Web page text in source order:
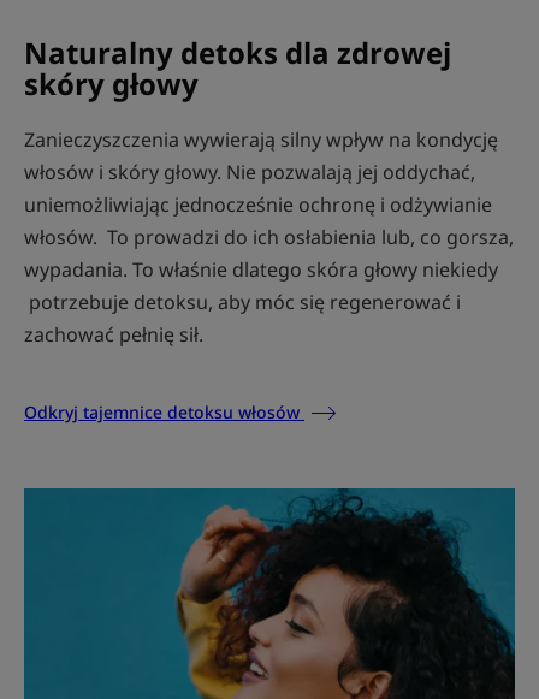
Naturalny detoks dla zdrowej
skóry głowy
Zanieczyszczenia wywierają silny wpływ na kondycję
włosów i skóry głowy. Nie pozwalają jej oddychać,
uniemożliwiając jednocześnie ochronę i odżywianie
włosów. To prowadzi do ich osłabienia lub, co gorsza,
wypadania. To właśnie dlatego skóra głowy niekiedy
potrzebuje detoksu, aby móc się regenerować i
zachować pełnię sił.
Odkryj tajemnice detoksu włosów